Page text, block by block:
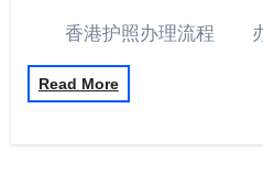
香港护照办理流程
Read More